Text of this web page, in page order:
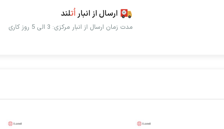
ارسال از انباراُتلند
مدت زمان ارسال از انبار مرکزی: 3 الی 5 روز کاری